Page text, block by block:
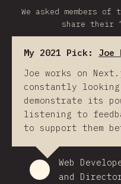
We asked members
share their
My 2021 Pick: Joe
Joe works on
constantly
demonstrate its
listening to
to support them
Web
and